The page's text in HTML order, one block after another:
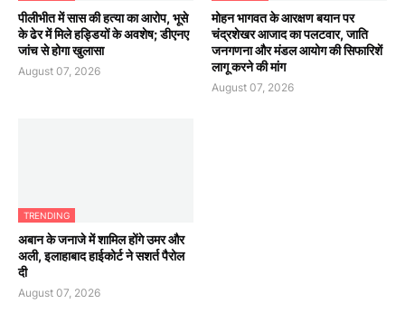
पीलीभीत में सास की हत्या का आरोप, भूसे
के ढेर में मिले हड्डियों के अवशेष; डीएनए
जांच से होगा खुलासा
August 07, 2026
मोहन भागवत के आरक्षण बयान पर
चंद्रशेखर आजाद का पलटवार, जाति
जनगणना और मंडल आयोग की सिफारिशें
लागू करने की मांग
August 07, 2026
TRENDING
अबान के जनाजे में शामिल होंगे उमर और
अली, इलाहाबाद हाईकोर्ट ने सशर्त पैरोल
दी
August 07, 2026